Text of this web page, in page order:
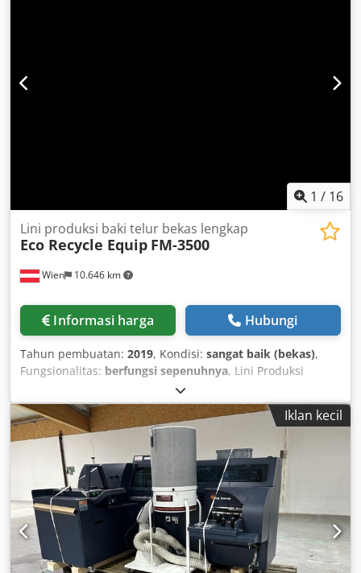
1 / 16
Wien 10.646 km
Lini produksi baki telur bekas lengkap
Eco Recycle Equip FM-3500
Informasi harga Hubungi
Tahun pembuatan: 2019, Kondisi: sangat baik (bekas),
Fungsionalitas: berfungsi sepenuhnya, Lini Produksi
Nampan Telur Bekas Lengkap (Pulp Cetak) – 3.500
buah/jam Lini produksi pulp cetak bekas lengkap untuk
pembuatan nampan telur dan berbagai macam kemasan
serat cetak. Lini ini dalam kondisi kerja yang sangat baik
dan siap untuk dipasang serta digunakan dalam produksi
segera. Chsdpfxezlbm Ho Aahea Kapasitas produksi:
Hingga 3.500 buah/jam (nampan telur 30 sel) Sekitar
77.000 buah/hari Sekitar 1.925.000 buah/bulan Lini ini
dapat memproduksi: Nampan telur 30 sel Nampan telur
20 sel dan 20A Kotak telur untuk 6, 10, 12, 15, dan 18 telur
(dengan cetakan yang sesuai) Nampan buah Pembawa
Iklan kecil